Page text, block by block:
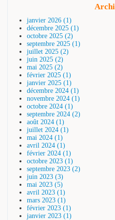
janvier 2026 (1)
décembre 2025 (1)
octobre 2025 (2)
septembre 2025 (1)
juillet 2025 (2)
juin 2025 (2)
mai 2025 (2)
février 2025 (1)
janvier 2025 (1)
décembre 2024 (1)
novembre 2024 (1)
octobre 2024 (1)
septembre 2024 (2)
août 2024 (1)
juillet 2024 (1)
mai 2024 (1)
avril 2024 (1)
février 2024 (1)
octobre 2023 (1)
septembre 2023 (2)
juin 2023 (3)
mai 2023 (5)
avril 2023 (1)
mars 2023 (1)
février 2023 (1)
janvier 2023 (1)